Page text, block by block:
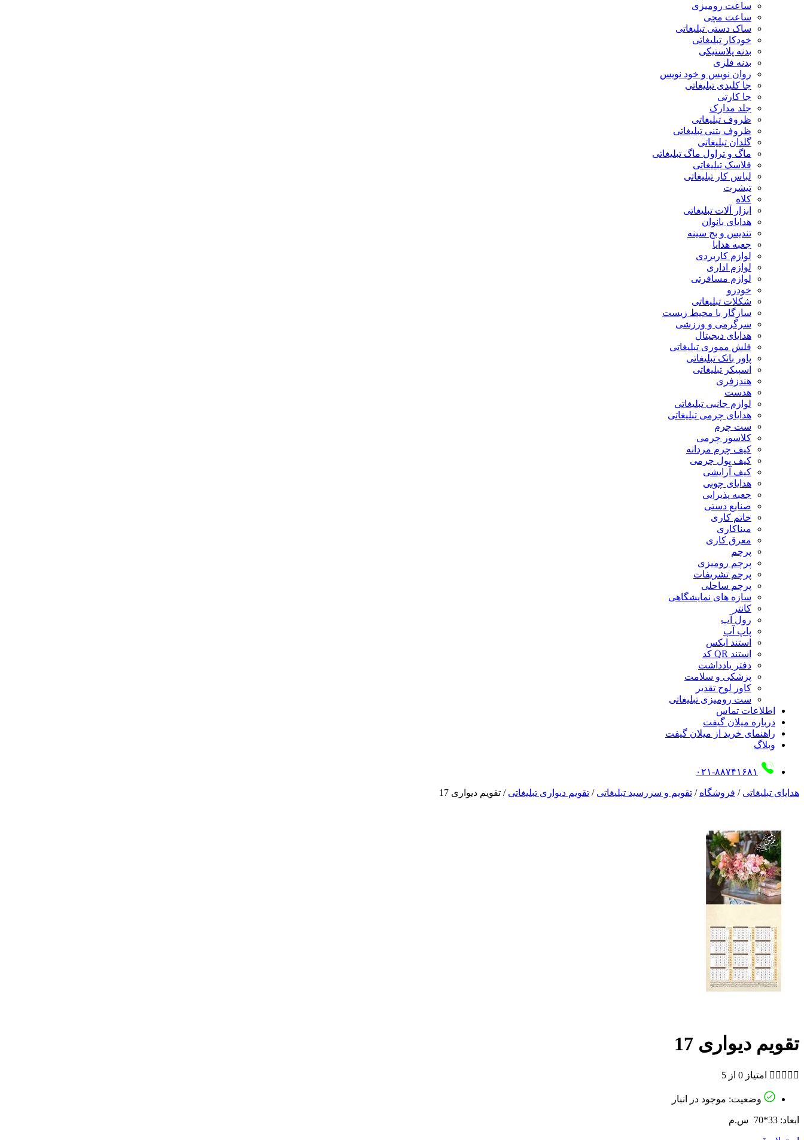
ساعت رومیزی
ساعت مچی
ساک دستی تبلیغاتی
خودکار تبلیغاتی
بدنه پلاستیکی
بدنه فلزی
روان نویس و خود نویس
جا کلیدی تبلیغاتی
جا کارتی
جلد مدارک
ظروف تبلیغاتی
ظروف بتنی تبلیغاتی
گلدان تبلیغاتی
ماگ و تراول ماگ تبلیغاتی
فلاسک تبلیغاتی
لباس کار تبلیغاتی
تیشرت
کلاه
ابزار آلات تبلیغاتی
هدایای بانوان
تندیس و بج سینه
جعبه هدایا
لوازم کاربردی
لوازم اداری
لوازم مسافرتی
خودرو
شکلات تبلیغاتی
سازگار با محیط زیست
سرگرمی و ورزشی
هدایای دیجیتال
فلش مموری تبلیغاتی
پاور بانک تبلیغاتی
اسپیکر تبلیغاتی
هندزفری
هدست
لوازم جانبی تبلیغاتی
هدایای چرمی تبلیغاتی
ست چرم
کلاسور چرمی
کیف چرم مردانه
کیف پول چرمی
کیف آرایشی
هدایای چوبی
جعبه پذیرایی
صنایع دستی
خاتم کاری
میناکاری
معرق کاری
پرچم
پرچم رومیزی
پرچم تشریفات
پرچم ساحلی
سازه های نمایشگاهی
کانتر
رول آپ
پاپ آپ
استند ایکس
استند QR کد
دفتر یادداشت
پزشکی و سلامت
کاور لوح تقدیر
ست رومیزی تبلیغاتی
اطلاعات تماس
درباره میلان گیفت
راهنمای خرید از میلان گیفت
وبلاگ
۰۲۱-۸۸۷۴۱۶۸۱
هدایای تبلیغاتی / فروشگاه / تقویم و سررسید تبلیغاتی / تقویم دیواری تبلیغاتی / تقویم دیواری 17
تقویم دیواری 17
     امتیاز 0 از 5
وضعیت: موجود در انبار
ابعاد: 33*70 س.م